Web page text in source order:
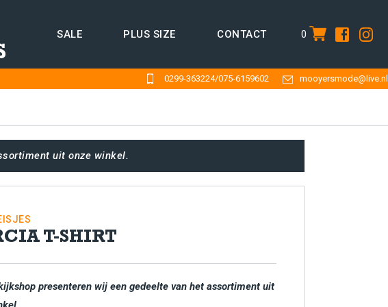
0 item
SALE PLUS SIZE CONTACT
0299-363224/075-6159602 mooyersmode@live.nl
uit onze winkel.
T-SHIRT
presenteren wij een gedeelte van het assortiment uit